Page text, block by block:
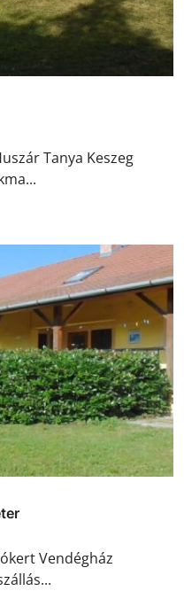
Tanya Keszeg
Vendégház